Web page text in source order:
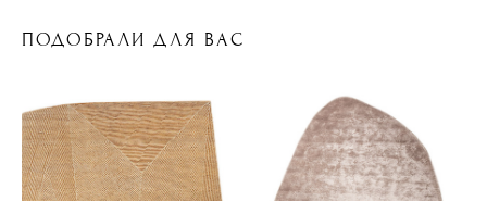
ПОДОБРАЛИ ДЛЯ ВАС